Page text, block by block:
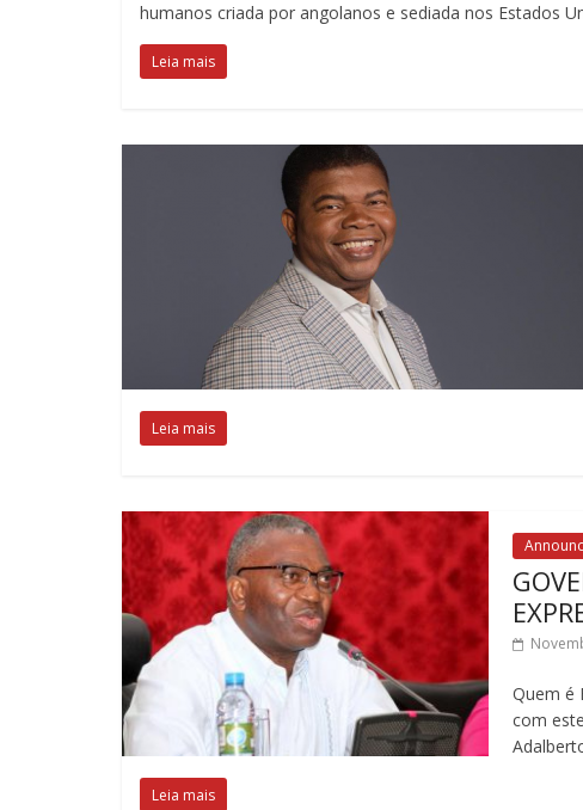
humanos criada por angolanos e sediada nos Estados
Leia mais
Leia mais
Quem é
com
Leia mais